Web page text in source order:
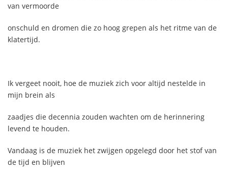
van vermoorde
onschuld en dromen die zo hoog grepen als het ritme van de
klatertijd.
Ik vergeet nooit, hoe de muziek zich voor altijd nestelde in
mijn brein als
zaadjes die decennia zouden wachten om de herinnering
levend te houden.
Vandaag is de muziek het zwijgen opgelegd door het stof van
de tijd en blijven